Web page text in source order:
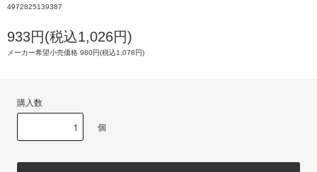
4972825139387
933円(税込1,026円)
メーカー希望小売価格 980円(税込1,078円)
購入数
個